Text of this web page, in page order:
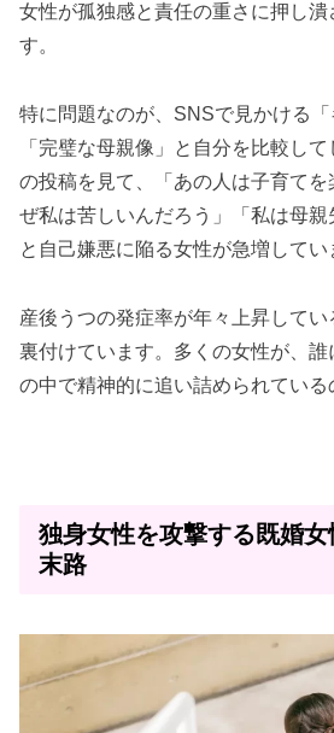
女性が孤独感と責任の重さに押し潰
す。
特に問題なのが、SNSで見かける
「完璧な母親像」と自分を比較し
の投稿を見て、「あの人は子育て
ぜ私は苦しいんだろう」「私は母親
と自己嫌悪に陥る女性が急増してい
産後うつの発症率が年々上昇して
裏付けています。多くの女性が、
の中で精神的に追い詰められている
独身女性を攻撃する既婚
末路